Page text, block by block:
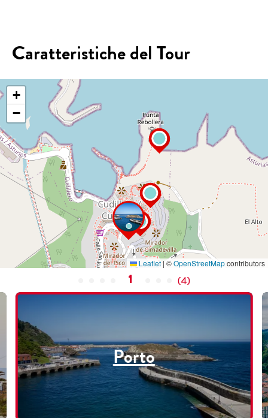
Caratteristiche del Tour
+
−
Leaflet| ©OpenStreetMapcontributors
1 (4)
Porto